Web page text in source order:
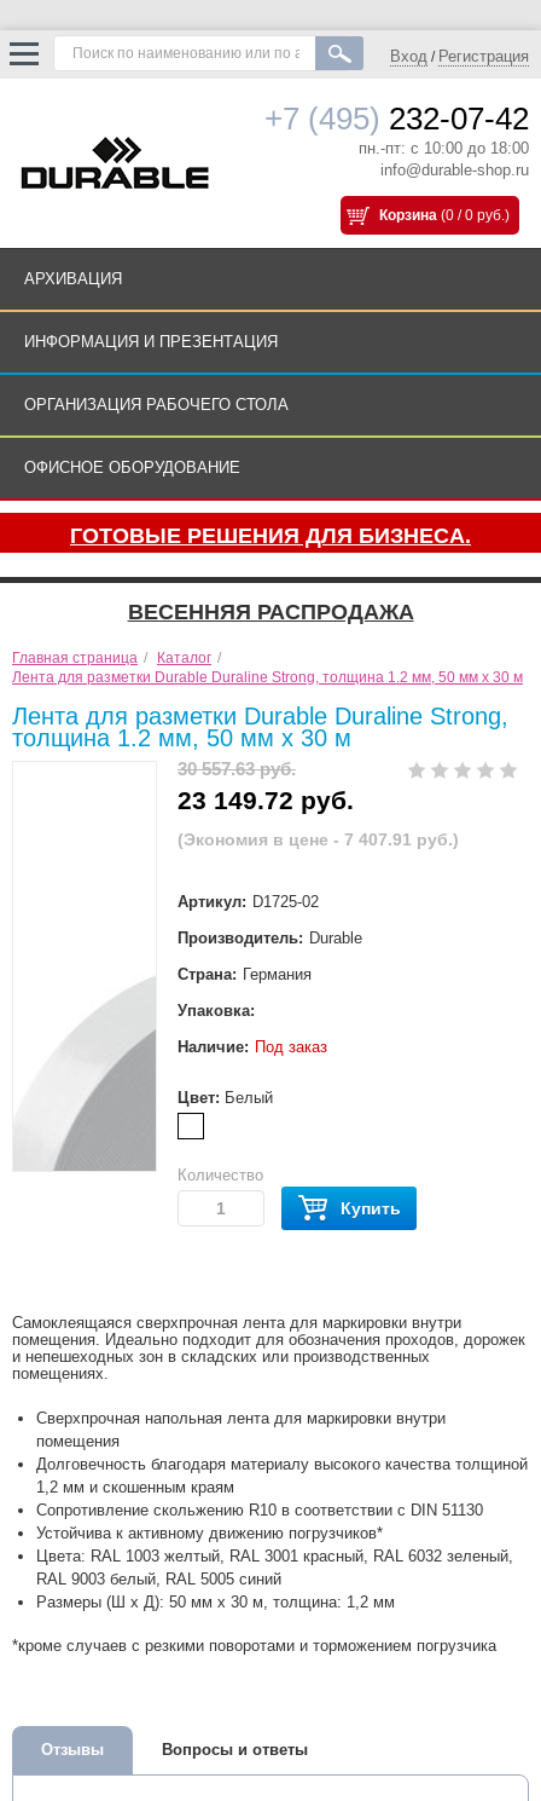
Вход / Регистрация
+7 (495) 232-07-42
пн.-пт: с 10:00 до 18:00
info@durable-shop.ru
Корзина (0 / 0 руб.)
АРХИВАЦИЯ
ИНФОРМАЦИЯ И ПРЕЗЕНТАЦИЯ
ОРГАНИЗАЦИЯ РАБОЧЕГО СТОЛА
ОФИСНОЕ ОБОРУДОВАНИЕ
ГОТОВЫЕ РЕШЕНИЯ ДЛЯ БИЗНЕСА.
ВЕСЕННЯЯ РАСПРОДАЖА
Главная страница / Каталог /
Лента для разметки Durable Duraline Strong, толщина 1.2 мм, 50 мм x 30 м
Лента для разметки Durable Duraline Strong,
толщина 1.2 мм, 50 мм x 30 м
30 557.63 руб.
23 149.72 руб.
(Экономия в цене - 7 407.91 руб.)
Артикул: D1725-02
Производитель: Durable
Страна: Германия
Упаковка:
Наличие: Под заказ
Цвет: Белый
Количество
Купить
Самоклеящаяся сверхпрочная лента для маркировки внутри
помещения. Идеально подходит для обозначения проходов, дорожек
и непешеходных зон в складских или производственных
помещениях.
Сверхпрочная напольная лента для маркировки внутри
помещения
Долговечность благодаря материалу высокого качества толщиной
1,2 мм и скошенным краям
Сопротивление скольжению R10 в соответствии с DIN 51130
Устойчива к активному движению погрузчиков*
Цвета: RAL 1003 желтый, RAL 3001 красный, RAL 6032 зеленый,
RAL 9003 белый, RAL 5005 синий
Размеры (Ш x Д): 50 мм x 30 м, толщина: 1,2 мм
*кроме случаев с резкими поворотами и торможением погрузчика
Отзывы Вопросы и ответы